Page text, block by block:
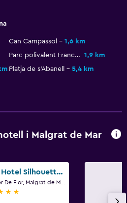
Can Campassol
1,6 km
Parc polivalent Francesc Macia
1,9 km
Platja de s'Abanell 5,4 km
i Malgrat de Mar
AQUA Hotel Silhouette & Spa - Adults Only